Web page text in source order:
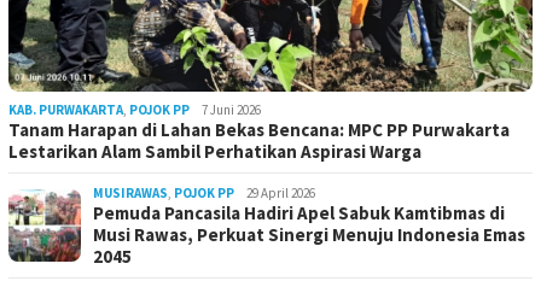
KAB. PURWAKARTA, POJOK PP 7 Juni 2026
Tanam Harapan di Lahan Bekas Bencana: MPC PP Purwakarta
Lestarikan Alam Sambil Perhatikan Aspirasi Warga
MUSIRAWAS, POJOK PP 29 April 2026
Pemuda Pancasila Hadiri Apel Sabuk Kamtibmas di
Musi Rawas, Perkuat Sinergi Menuju Indonesia Emas
2045